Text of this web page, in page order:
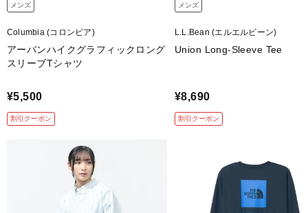
メンズ
Columbia (コロンビア)
アーバンハイクグラフィックロング
スリーブTシャツ
¥5,500
割引クーポン
メンズ
L.L.Bean (エルエルビーン)
Union Long-Sleeve Tee
¥8,690
割引クーポン